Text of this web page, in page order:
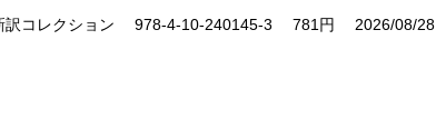
訳コレクション 978-4-10-240145-3 781円 2026/08/28